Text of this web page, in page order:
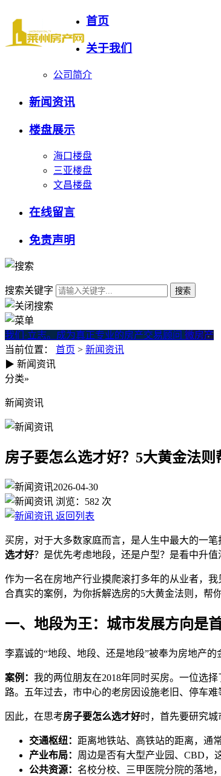
首页
关于我们
公司简介
新闻资讯
楼盘展示
海口楼盘
三亚楼盘
文昌楼盘
在线留言
免责声明
搜索关键字
我们·立志。成为真正专业的房产交易顾问 微房产
当前位置： 首页 > 新闻资讯
房子要怎么选才好？5大
▶ 新闻资讯
分类»
新闻资讯
房子要怎么选才好？5大黄金法
2026-04-30
浏览： 582 次
返回列表
买房，对于大多数家庭而言，是人生中最大的一
选才好？是优先考虑地段，还是户型？是看中升值
作为一名在房地产行业摸爬滚打多年的从业者，
合真实的案例，为你拆解选房的5大黄金法则，帮
一、地段为王：城市发展方向是
李嘉诚的“地段、地段、还是地段”被奉为房地产
案例： 我的两位朋友在2018年同时买房。一位选
路。五年过去，市中心的老房因设施老旧、停车
因此，在思考房子要怎么选才好时，首先要研究城
交通枢纽： 距离地铁站、高铁站的距离，通
产业布局： 周边是否有大型产业园、CBD，
公共资源： 名校分校、三甲医院分院的落地